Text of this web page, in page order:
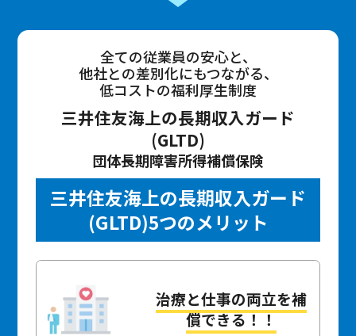
全ての従業員の安心と、
他社との差別化にもつながる、
低コストの福利厚生制度
三井住友海上の長期収入ガード
(GLTD)
団体長期障害所得補償保険
三井住友海上の長期収入ガード
(GLTD)5つのメリット
治療と仕事の両立を補
償できる！！